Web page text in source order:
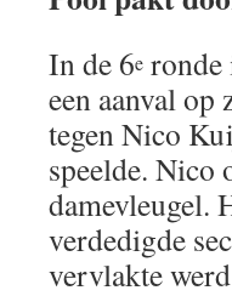
In de 6e ronde
een aanval op
tegen Nico
speelde. Nico
damevleugel.
verdedigde
vervlakte